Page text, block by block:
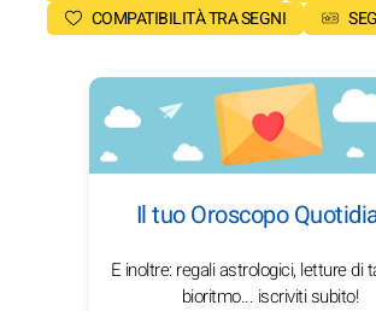
COMPATIBILITÀ TRA SEGNI
Il tuo Oroscopo
E inoltre: regali astrologici, letture di
bioritmo... iscriviti subito!